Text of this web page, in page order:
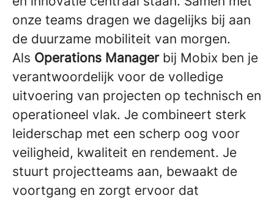
onze teams dragen we dagelijks bij aan
de duurzame mobiliteit van morgen.
Als Operations Managerbij Mobix ben je
verantwoordelijk voor de volledige
uitvoering van projecten op technisch en
operationeel vlak. Je combineert sterk
leiderschap met een scherp oog voor
veiligheid, kwaliteit en rendement. Je
stuurt projectteams aan, bewaakt de
voortgang en zorgt ervoor dat